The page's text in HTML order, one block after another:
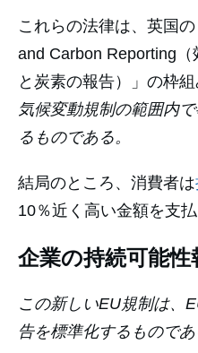
これらの法律は、英国
and Carbon Reporting
と炭素の報告）」の枠組
気候変動規制の範囲内
るものである。
結局のところ、消費者は
10％近く高い金額を支
企業の持続可能性
この新しいEU規制は、
告を標準化するものであ